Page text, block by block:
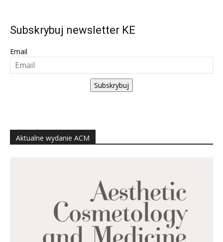
Subskrybuj newsletter KE
Email
Subskrybuj
Aktualne wydanie ACM